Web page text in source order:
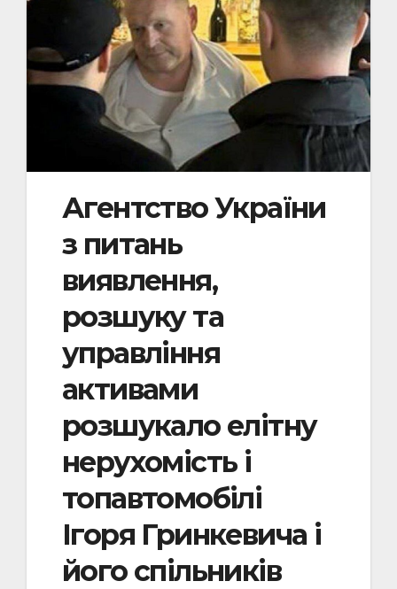
Агентство України
з питань
виявлення,
розшуку та
управління
активами
розшукало елітну
нерухомість і
топавтомобілі
Ігоря Гринкевича і
його спільників